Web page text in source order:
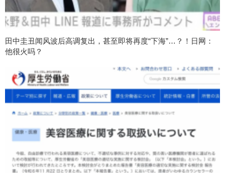
田中圭丑闻风波后高调复出，甚至即将再度“下海”…？！日网：
他很火吗？